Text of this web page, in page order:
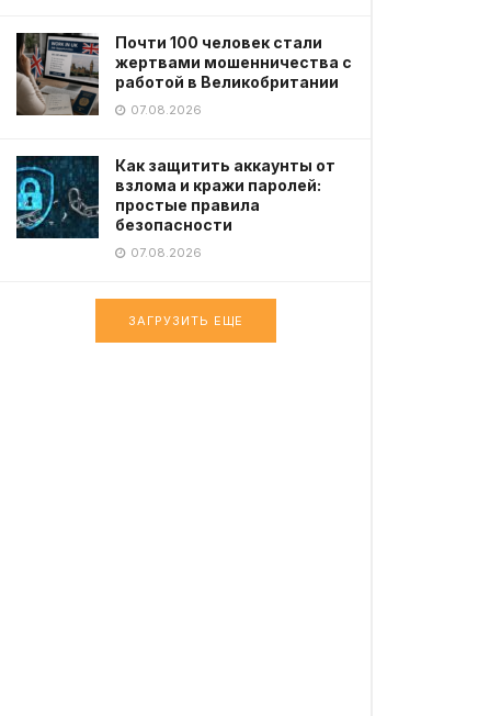
Почти 100 человек стали
жертвами мошенничества с
работой в Великобритании
07.08.2026
Как защитить аккаунты от
взлома и кражи паролей:
простые правила
безопасности
07.08.2026
ЗАГРУЗИТЬ ЕЩЕ